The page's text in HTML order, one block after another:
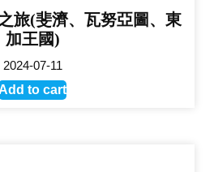
旅(斐濟、瓦努亞圖、東
加王國)
2024-07-11
Add to cart